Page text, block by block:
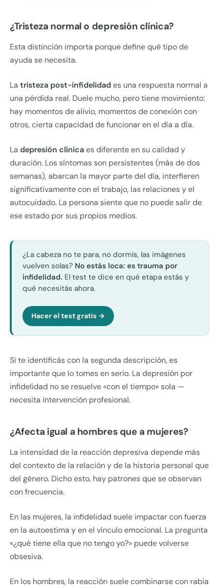
¿Tristeza normal o depresión clínica?
Esta distinción importa porque define qué tipo de
ayuda se necesita.
La tristeza post-infidelidades una respuesta normal a
una pérdida real. Duele mucho, pero tiene movimiento:
hay momentos de alivio, momentos de conexión con
otros, cierta capacidad de funcionar en el día a día.
La depresión clínicaes diferente en su calidad y
duración. Los síntomas son persistentes (más de dos
semanas), abarcan la mayor parte del día, interfieren
significativamente con el trabajo, las relaciones y el
autocuidado. La persona siente que no puede salir de
ese estado por sus propios medios.
¿La cabeza no te para, no dormís, las imágenes
vuelven solas? No estás loca: es trauma por
infidelidad. El test te dice en qué etapa estás y
qué necesitás ahora.
Hacer el test gratis →
Si te identificás con la segunda descripción, es
importante que lo tomes en serio. La depresión por
infidelidad no se resuelve «con el tiempo» sola —
necesita intervención profesional.
¿Afecta igual a hombres que a mujeres?
La intensidad de la reacción depresiva depende más
del contexto de la relación y de la historia personal que
del género. Dicho esto, hay patrones que se observan
con frecuencia.
En las mujeres, la infidelidad suele impactar con fuerza
en la autoestima y en el vínculo emocional. La pregunta
«¿qué tiene ella que no tengo yo?» puede volverse
obsesiva.
En los hombres, la reacción suele combinarse con rabia